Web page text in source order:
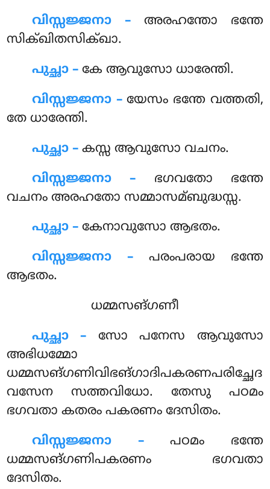
വിസ്സജ്ജനാ –അരഹന്തോ ഭന്തേ
സിക്ഖിതസിക്ഖാ.
പുച്ഛാ – കേആവുസോ ധാരേന്തി.
വിസ്സജ്ജനാ –യേസം ഭന്തേ വത്തതി,
തേ ധാരേന്തി.
പുച്ഛാ – കസ്സ ആവുസോ വചനം.
വിസ്സജ്ജനാ – ഭഗവതോ ഭന്തേ
വചനം അരഹതോ സമ്മാസമ്ബുദ്ധസ്സ.
പുച്ഛാ – കേനാവുസോആഭതം.
വിസ്സജ്ജനാ –പരംപരായ ഭന്തേ
ആഭതം.
ധമ്മസങ്ഗണീ
പുച്ഛാ – സോപനേസ ആവുസോ
അഭിധമ്മോ
ധമ്മസങ്ഗണിവിഭങ്ഗാദിപകരണപരിച്ഛേദ
വസേന സത്തവിധോ. തേസു പഠമം
ഭഗവതാ കതരം പകരണം ദേസിതം.
വിസ്സജ്ജനാ –പഠമം ഭന്തേ
ധമ്മസങ്ഗണിപകരണം ഭഗവതാ
ദേസിതം.